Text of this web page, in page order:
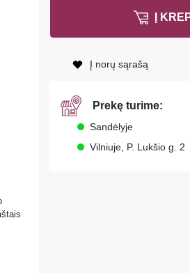
Į
Į norų sąrašą
Prekę turime:
Sandėlyje
Vilniuje, P. Lukšio g. 2